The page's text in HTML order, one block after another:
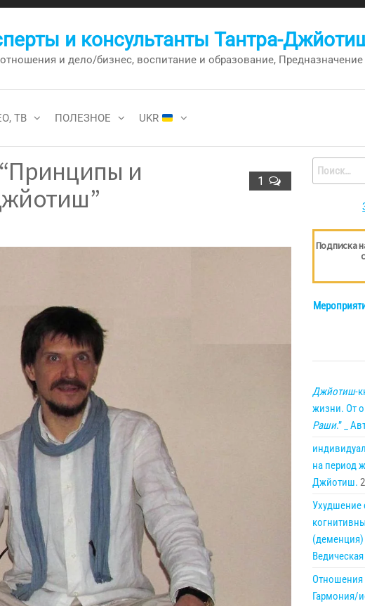
и консультанты Тантра-
и дело/бизнес, воспитание и образование, Предназначение
ТВ ПОЛЕЗНОЕ UKR
1
и
Найти:
Подписка
Джйотиш-
жизни. От
Раши.” _
на период
Джйотиш.
Ухудшение
Гармония/